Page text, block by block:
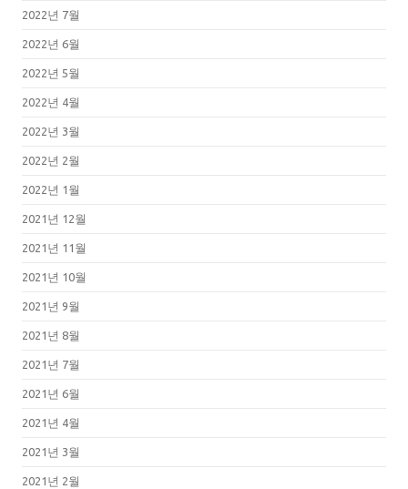
2022년 7월
2022년 6월
2022년 5월
2022년 4월
2022년 3월
2022년 2월
2022년 1월
2021년 12월
2021년 11월
2021년 10월
2021년 9월
2021년 8월
2021년 7월
2021년 6월
2021년 4월
2021년 3월
2021년 2월